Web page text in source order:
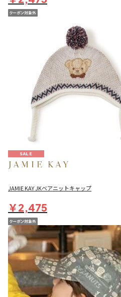
SALE
JAMIE KAY JKベアニットキャップ
￥2,475